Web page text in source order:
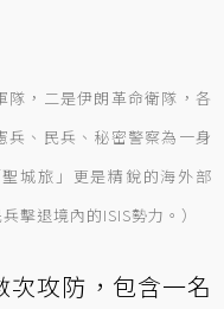
隊，二是伊朗革命衛隊，各
、民兵、秘密警察為一身
城旅」更是精銳的海外部
擊退境內的ISIS勢力。）
攻防，包含一名